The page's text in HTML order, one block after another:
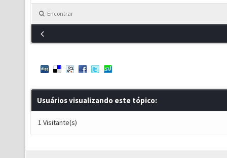
Encontrar
Usuários visualizando este tópico:
1 Visitante(s)